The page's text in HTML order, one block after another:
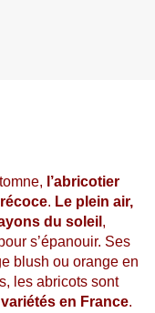
l’abricotier
. Le plein air,
du soleil ,
s’épanouir. Ses
blush ou orange en
les abricots sont
en France.